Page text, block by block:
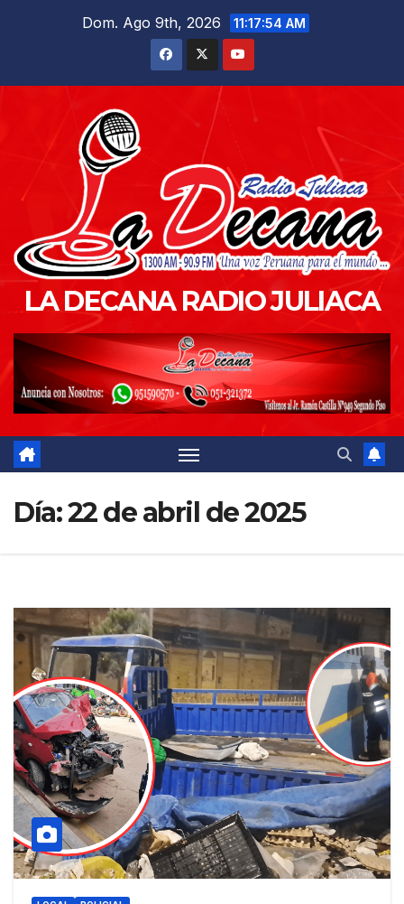
Dom. Ago 9th, 2026 11:17:56 AM
LA DECANA RADIO JULIACA
Día:22 de abril de 2025